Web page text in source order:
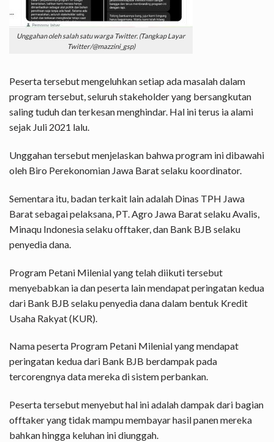
Unggahan oleh salah satu warga Twitter. (Tangkap Layar
Twitter/@mazzini_gsp)
Peserta tersebut mengeluhkan setiap ada masalah dalam
program tersebut, seluruh stakeholder yang bersangkutan
saling tuduh dan terkesan menghindar. Hal ini terus ia alami
sejak Juli 2021 lalu.
Unggahan tersebut menjelaskan bahwa program ini dibawahi
oleh Biro Perekonomian Jawa Barat selaku koordinator.
Sementara itu, badan terkait lain adalah Dinas TPH Jawa
Barat sebagai pelaksana, PT. Agro Jawa Barat selaku Avalis,
Minaqu Indonesia selaku offtaker, dan Bank BJB selaku
penyedia dana.
Program Petani Milenial yang telah diikuti tersebut
menyebabkan ia dan peserta lain mendapat peringatan kedua
dari Bank BJB selaku penyedia dana dalam bentuk Kredit
Usaha Rakyat (KUR).
Nama peserta Program Petani Milenial yang mendapat
peringatan kedua dari Bank BJB berdampak pada
tercorengnya data mereka di sistem perbankan.
Peserta tersebut menyebut hal ini adalah dampak dari bagian
offtaker yang tidak mampu membayar hasil panen mereka
bahkan hingga keluhan ini diunggah.